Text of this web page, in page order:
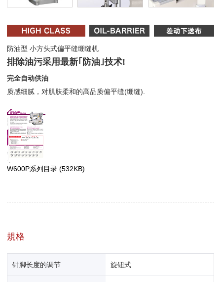
防油型 小方头式偏平缝绷缝机
排除油污采用最新｢防油｣技术!
完全自动供油
质感细腻，对肌肤柔和的高品质偏平缝(绷缝).
W600P系列目录 (532KB)
規格
针脚长度的调节 旋钮式